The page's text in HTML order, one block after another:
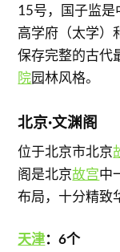
15号，国子监
高学府（太学）
保存完整的古代
院园林风格。
北京·文渊阁
位于北京市北京
阁是北京故宫中
布局，十分精致
天津：6个